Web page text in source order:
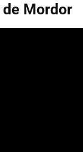
Mordor